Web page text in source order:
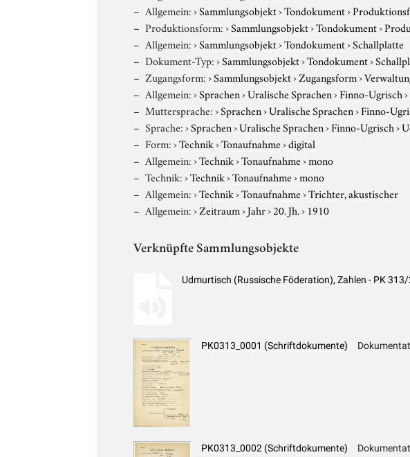
Allgemein:›Sammlungsobjekt›Tondokument›
Produktionsform:›Sammlungsobjekt›Tondokument›
Allgemein:›Sammlungsobjekt›Tondokument›Schallplatte
Dokument-Typ:›Sammlungsobjekt›Tondokument›
Zugangsform:›Sammlungsobjekt›Zugangsform›
Allgemein:›Sprachen›Uralische Sprachen›Finno-Ugrisch›
Muttersprache:›Sprachen›Uralische Sprachen›Finno-
Sprache:›Sprachen›Uralische Sprachen›Finno-Ugrisch›
Form:›Technik›Tonaufnahme›digital
Allgemein:›Technik›Tonaufnahme›mono
Technik:›Technik›Tonaufnahme›mono
Allgemein:›Technik›Tonaufnahme›Trichter, akustischer
Allgemein:›Zeitraum›Jahr›20. Jh.› 1910
Verknüpfte Sammlungsobjekte
Udmurtisch (Russische Föderation), Zahlen - PK
PK0313_0001 (Schriftdokumente)
PK0313_0002 (Schriftdokumente)